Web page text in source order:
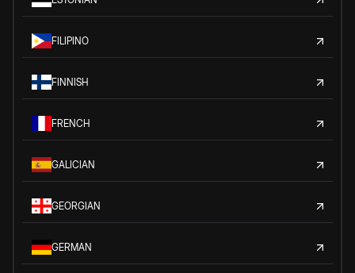
FILIPINO
FINNISH
FRENCH
GALICIAN
GEORGIAN
GERMAN